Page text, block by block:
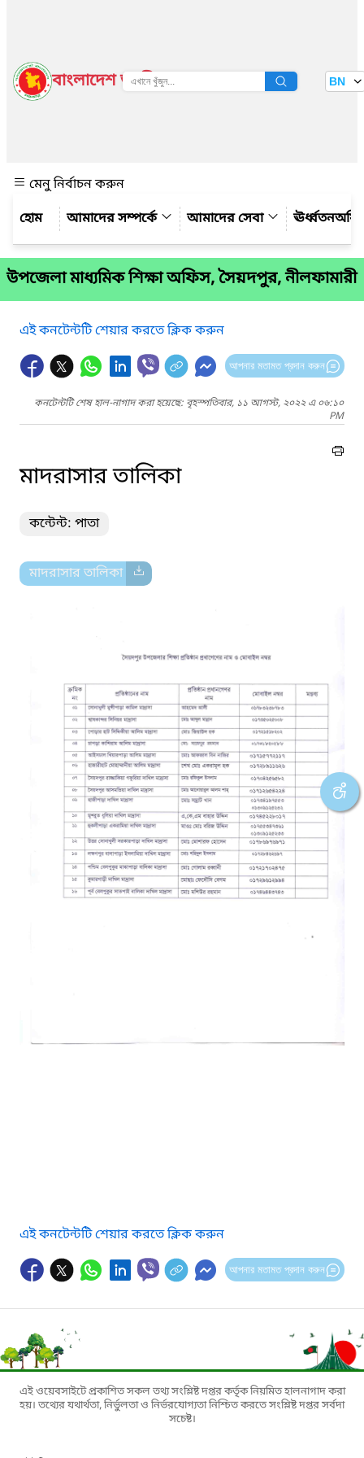
বাংলাদেশ জাতীয় তথ্য বাতায়ন BN
মেনু নির্বাচন করুন
আমাদের সম্পর্কে
আমাদের সেবা
উপজেলা মাধ্যমিক শিক্ষা অফিস, সৈয়দপুর, নীলফামারী
এই কনটেন্টটি শেয়ার করতে ক্লিক করুন
আপনার মতামত প্রদান করুন
কনটেন্টটি শেষ হাল-নাগাদ করা হয়েছে: বৃহস্পতিবার, ১১ আগস্ট, ২০২২ এ ০৬:১০
PM
মাদরাসার তালিকা
কন্টেন্ট: পাতা
মাদরাসার তালিকা
এই কনটেন্টটি শেয়ার করতে ক্লিক করুন
আপনার মতামত প্রদান করুন
এই ওয়েবসাইটে প্রকাশিত সকল তথ্য সংশ্লিষ্ট দপ্তর কর্তৃক নিয়মিত হালনাগাদ করা
হয়। তথ্যের যথার্থতা, নির্ভুলতা ও নির্ভরযোগ্যতা নিশ্চিত করতে সংশ্লিষ্ট দপ্তর সর্বদা
সচেষ্ট।